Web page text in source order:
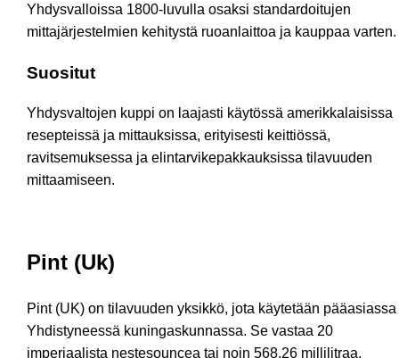
Yhdysvalloissa 1800-luvulla osaksi standardoitujen
mittajärjestelmien kehitystä ruoanlaittoa ja kauppaa varten.
Suositut
Yhdysvaltojen kuppi on laajasti käytössä amerikkalaisissa
resepteissä ja mittauksissa, erityisesti keittiössä,
ravitsemuksessa ja elintarvikepakkauksissa tilavuuden
mittaamiseen.
Pint (Uk)
Pint (UK) on tilavuuden yksikkö, jota käytetään pääasiassa
Yhdistyneessä kuningaskunnassa. Se vastaa 20
imperiaalista nestesouncea tai noin 568,26 millilitraa.